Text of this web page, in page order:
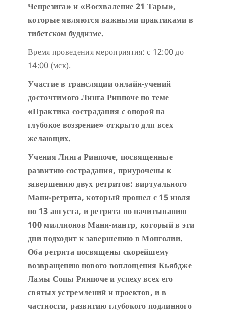
Ченрезига» и «Восхваление 21 Тары»,
которые являются важными практиками в
тибетскомбуддизме.
Время проведения мероприятия: с 12:00 до
14:00 (мск).
Участие в трансляции онлайн-учений
досточтимого Линга Ринпоче по теме
«Практика сострадания с опорой на
глубокое воззрение» открыто для всех
желающих.
Учения Линга Ринпоче, посвященные
развитию сострадания, приурочены к
завершению двух ретритов: виртуального
Мани-ретрита, который прошел с 15 июля
по 13 августа, и ретрита по начитыванию
100 миллионов Мани-мантр, который в эти
дни подходит к завершению в Монголии.
Оба ретрита посвящены скорейшему
возвращению нового воплощения Кьябдже
Ламы Сопы Ринпоче и успеху всех его
святых устремлений и проектов,и в
частности, развитию глубокогоподлинного